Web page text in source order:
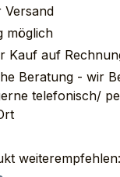
Versand
möglich
Kauf auf
Beratung - wir
telefonisch/
weiterempfehlen: